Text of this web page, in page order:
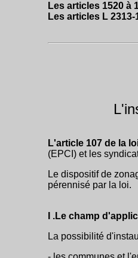
Les articles 1520 à
Les articles L
L'article 107 de la
(EPCI) et les
Le dispositif de
pérennisé par la loi.
I .Le champ
La possibilité